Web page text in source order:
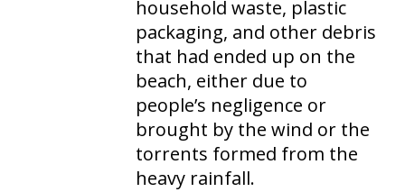
household waste, plastic
packaging, and other debris
that had ended up on the
beach, either due to
people’s negligence or
brought by the wind or the
torrents formed from the
heavy rainfall.